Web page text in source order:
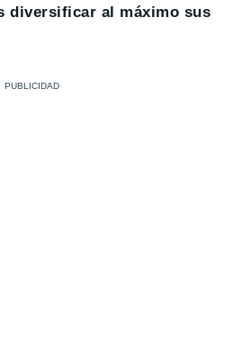
diversificar al máximo sus